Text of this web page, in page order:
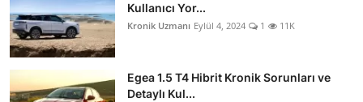
Kullanıcı Yor...
Kronik Uzmanı Eylül 4, 2024 1 11K
Egea 1.5 T4 Hibrit Kronik Sorunları ve
Detaylı Kul...